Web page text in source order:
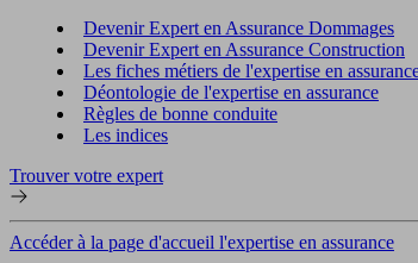
Devenir Expert en Assurance Dommages
Devenir Expert en Assurance Construction
Les fiches métiers de l'expertise en
Déontologie de l'expertise en assurance
Règles de bonne conduite
Les indices
Trouver votre expert
Accéder à la page d'accueil l'expertise en assurance